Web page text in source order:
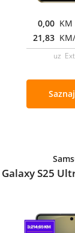
0,00
21,83
uz
Galaxy S25